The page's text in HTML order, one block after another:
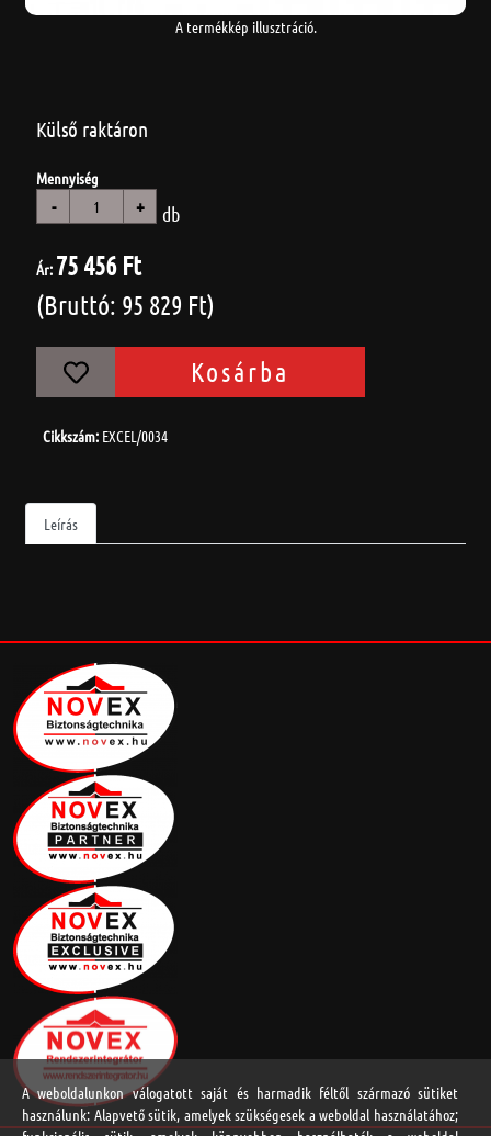
A termékkép illusztráció.
Külső raktáron
Mennyiség
- + db
Ár: 75 456 Ft
(Bruttó: 95 829 Ft)
Kosárba
Cikkszám: EXCEL/0034
Leírás
A weboldalunkon válogatott saját és harmadik féltől származó sütiket
használunk: Alapvető sütik, amelyek szükségesek a weboldal használatához;